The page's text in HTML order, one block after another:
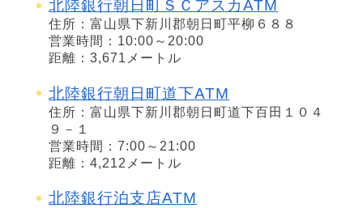
北陸銀行朝日町ＳＣアスカATM
住所：富山県下新川郡朝日町平柳６８８
営業時間：10:00～20:00
距離：3,671メートル
北陸銀行朝日町道下ATM
住所：富山県下新川郡朝日町道下百田１０４
９－１
営業時間：7:00～21:00
距離：4,212メートル
北陸銀行泊支店ATM